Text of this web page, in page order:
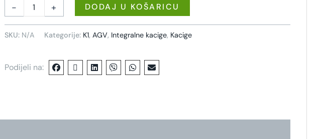
- + DODAJ U KOŠARICU
SKU: N/A Kategorije: K1, AGV, Integralne kacige, Kacige
Podijeli na: